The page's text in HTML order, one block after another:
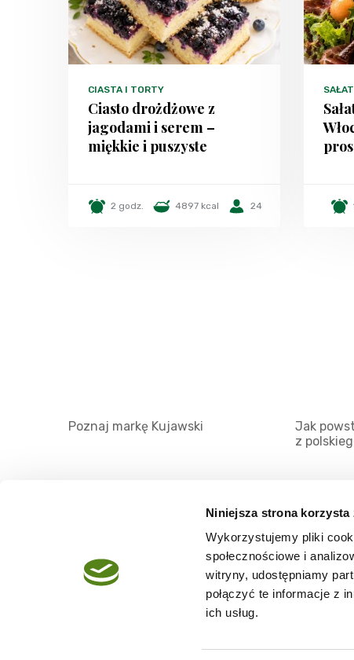
Niniejsza strona
Wykorzystujemy pliki
społecznościowe i
witryny, udostępniamy
połączyć te informacje z
ich usług.
CIASTA I TORTY
Ciasto drożdżowe z
jagodami i serem –
miękkie i puszyste
2 godz. 4897 kcal 24
Poznaj markę Kujawski
Jak
z
Regulamin